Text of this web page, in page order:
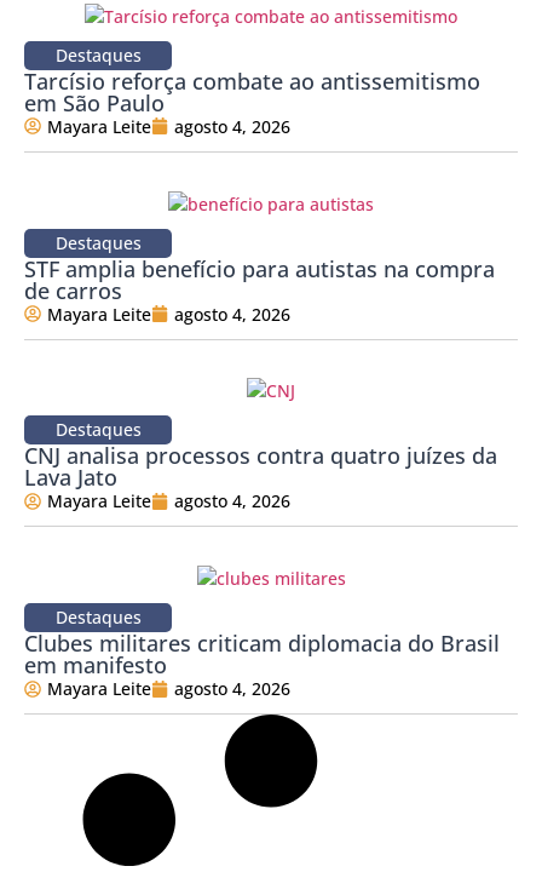
Destaques
Tarcísio reforça combate ao antissemitismo
em São Paulo
Mayara Leite agosto 4, 2026
Destaques
STF amplia benefício para autistas na compra
de carros
Mayara Leite agosto 4, 2026
Destaques
CNJ analisa processos contra quatro juízes da
Lava Jato
Mayara Leite agosto 4, 2026
Destaques
Clubes militares criticam diplomacia do Brasil
em manifesto
Mayara Leite agosto 4, 2026